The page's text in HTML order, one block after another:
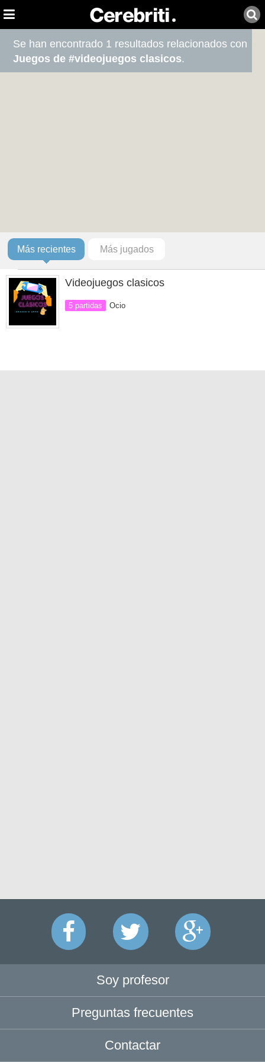
Se han encontrado 1 resultados relacionados con
Juegos de #videojuegos clasicos.
Más recientes Más jugados
Videojuegos clasicos
5 partidas Ocio
Soy profesor
Preguntas frecuentes
Contactar